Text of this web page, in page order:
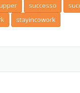
successo
stayincowork